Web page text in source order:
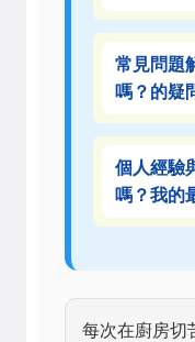
常見問題
嗎？的疑
個人經驗
嗎？我的
每次在廚房切